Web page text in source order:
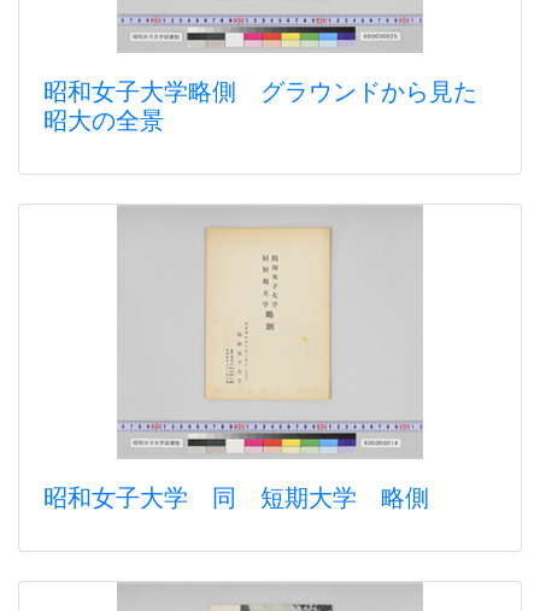
昭和女子大学略側 グラウンドから見た
昭大の全景
昭和女子大学 同 短期大学 略側